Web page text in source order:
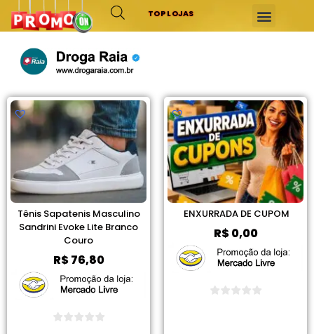
TOP LOJAS
Tênis Sapatenis Masculino
Sandrini Evoke Lite Branco
Couro
R$76,80
ENXURRADA DE CUPOM
R$0,00